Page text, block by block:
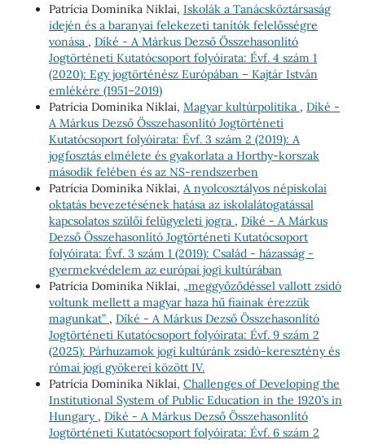
Patrícia Dominika Niklai, Iskolák a Tanácsköztársaság
idején és a baranyai felekezeti tanítók felelősségre
vonása , Díké - A Márkus Dezső Összehasonlító
Jogtörténeti Kutatócsoport folyóirata: Évf. 4 szám 1
(2020): Egy jogtörténész Európában – Kajtár István
emlékére (1951–2019)
Patrícia Dominika Niklai, Magyar kultúrpolitika , Díké -
A Márkus Dezső Összehasonlító Jogtörténeti
Kutatócsoport folyóirata: Évf. 3 szám 2 (2019): A
jogfosztás elmélete és gyakorlata a Horthy-korszak
második felében és az NS-rendszerben
Patrícia Dominika Niklai, A nyolcosztályos népiskolai
oktatás bevezetésének hatása az iskolalátogatással
kapcsolatos szülői felügyeleti jogra , Díké - A Márkus
Dezső Összehasonlító Jogtörténeti Kutatócsoport
folyóirata: Évf. 3 szám 1 (2019): Család - házasság -
gyermekvédelem az európai jogi kultúrában
Patrícia Dominika Niklai, „meggyőződéssel vallott zsidó
voltunk mellett a magyar haza hű fiainak érezzük
magunkat” , Díké - A Márkus Dezső Összehasonlító
Jogtörténeti Kutatócsoport folyóirata: Évf. 9 szám 2
(2025): Párhuzamok jogi kultúránk zsidó-keresztény és
római jogi gyökerei között IV.
Patrícia Dominika Niklai, Challenges of Developing the
Institutional System of Public Education in the 1920’s in
Hungary , Díké - A Márkus Dezső Összehasonlító
Jogtörténeti Kutatócsoport folyóirata: Évf. 6 szám 2